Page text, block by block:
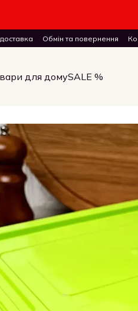
Обмін та повернення
на замовлення, купівлю-продаж і
для домуSALE %